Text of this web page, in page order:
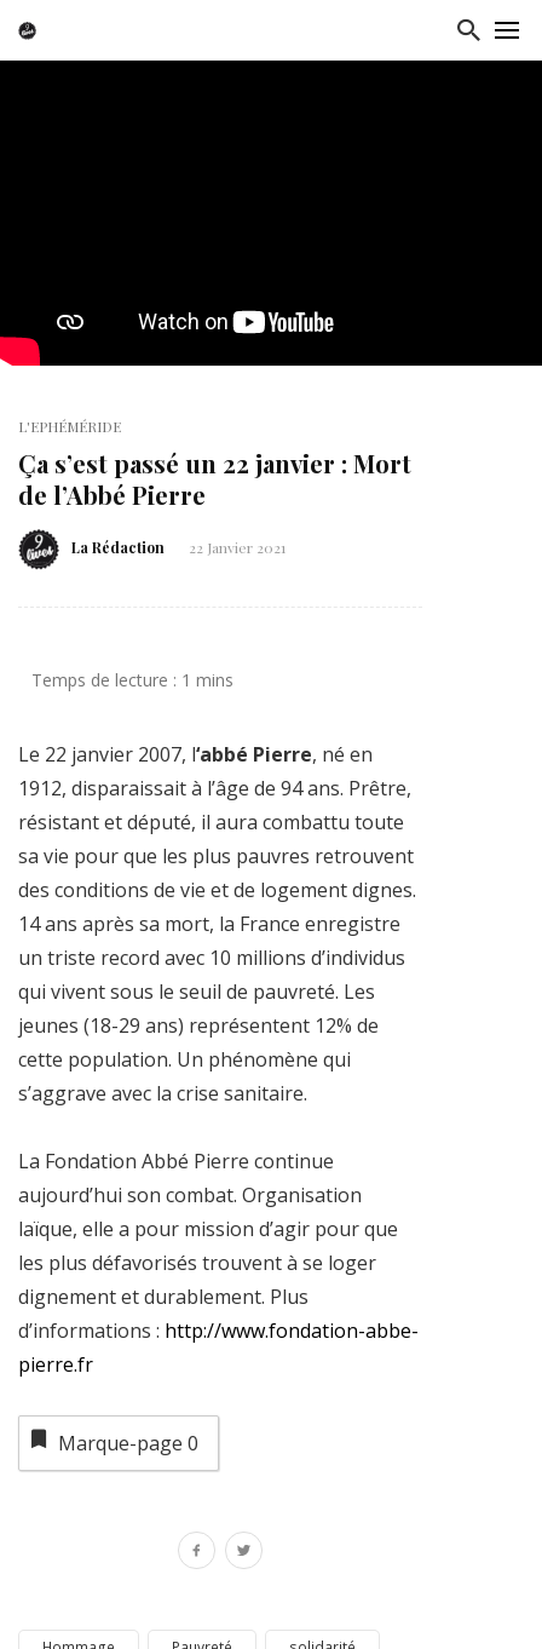
L'EPHÉMÉRIDE
Ça s’est passé un 22 janvier : Mort
de l’Abbé Pierre
La Rédaction 22 Janvier 2021
Le 22 janvier 2007, l‘abbé Pierre, né en
1912, disparaissait à l’âge de 94 ans. Prêtre,
résistant et député, il aura combattu toute
sa vie pour que les plus pauvres retrouvent
des conditions de vie et de logement dignes.
14 ans après sa mort, la France enregistre
un triste record avec 10 millions d’individus
qui vivent sous le seuil de pauvreté. Les
jeunes (18-29 ans) représentent 12% de
cette population. Un phénomène qui
s’aggrave avec la crise sanitaire.
La Fondation Abbé Pierre continue
aujourd’hui son combat. Organisation
laïque, elle a pour mission d’agir pour que
les plus défavorisés trouvent à se loger
dignement et durablement. Plus
d’informations : http://www.fondation-abbe-
pierre.fr
Marque-page 0